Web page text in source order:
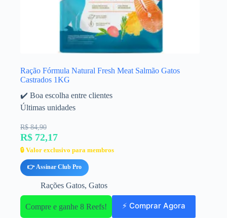
Ração Fórmula Natural Fresh Meat Salmão Gatos
Castrados 1KG
✔️ Boa escolha entre clientes
Últimas unidades
R$ 84,90
R$ 72,17
🔒 Valor exclusivo para membros
👉 Assinar Club Pro
Rações Gatos, Gatos
Compre e ganhe 8 Reefs! ⚡ Comprar Agora